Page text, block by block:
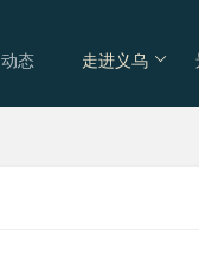
动态 走进义乌